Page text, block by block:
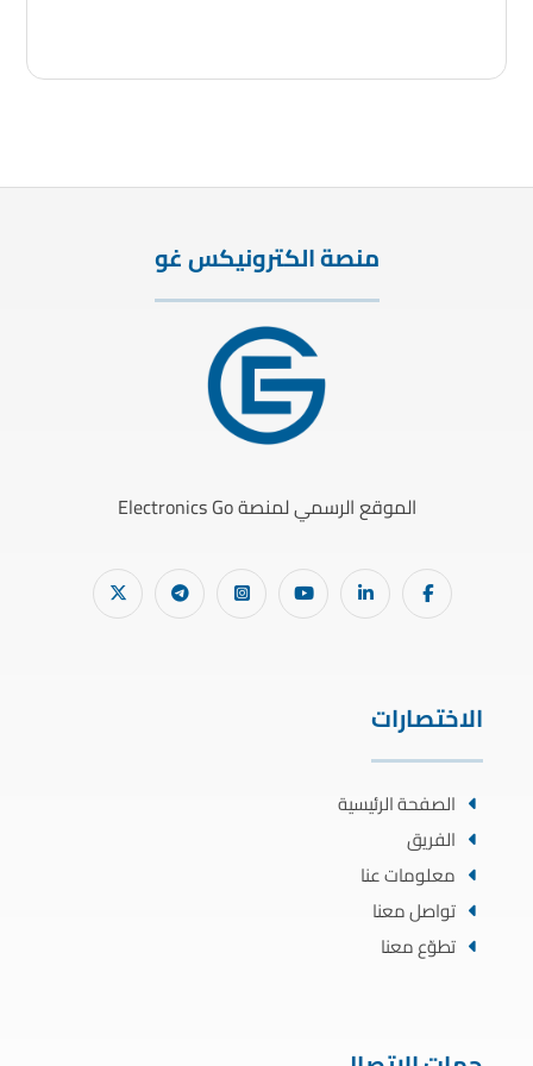
منصة الكترونيكس غو
الموقع الرسمي لمنصة Electronics Go
الاختصارات
الصفحة الرئيسية
الفريق
معلومات عنا
تواصل معنا
تطوّع معنا